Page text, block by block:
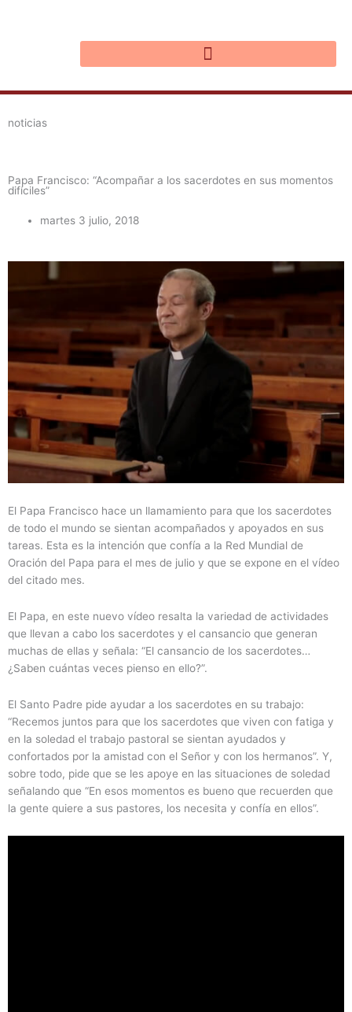
noticias
Papa Francisco: “Acompañar a los sacerdotes en sus momentos
difíciles”
martes 3 julio, 2018
El Papa Francisco hace un llamamiento para que los sacerdotes
de todo el mundo se sientan acompañados y apoyados en sus
tareas. Esta es la intención que confía a la Red Mundial de
Oración del Papa para el mes de julio y que se expone en el vídeo
del citado mes.
El Papa, en este nuevo vídeo resalta la variedad de actividades
que llevan a cabo los sacerdotes y el cansancio que generan
muchas de ellas y señala: “El cansancio de los sacerdotes…
¿Saben cuántas veces pienso en ello?”.
El Santo Padre pide ayudar a los sacerdotes en su trabajo:
“Recemos juntos para que los sacerdotes que viven con fatiga y
en la soledad el trabajo pastoral se sientan ayudados y
confortados por la amistad con el Señor y con los hermanos”. Y,
sobre todo, pide que se les apoye en las situaciones de soledad
señalando que “En esos momentos es bueno que recuerden que
la gente quiere a sus pastores, los necesita y confía en ellos”.